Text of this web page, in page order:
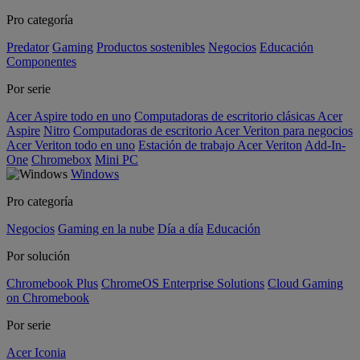
Pro categoría
Predator Gaming Productos sostenibles Negocios Educación
Componentes
Por serie
Acer Aspire todo en uno Computadoras de escritorio clásicas Acer
Aspire Nitro Computadoras de escritorio Acer Veriton para negocios
Acer Veriton todo en uno Estación de trabajo Acer Veriton Add-In-
One Chromebox Mini PC
Windows
Pro categoría
Negocios Gaming en la nube Día a día Educación
Por solución
Chromebook Plus ChromeOS Enterprise Solutions Cloud Gaming
on Chromebook
Por serie
Acer Iconia